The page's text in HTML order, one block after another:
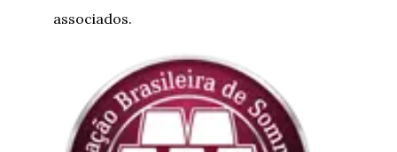
associados.